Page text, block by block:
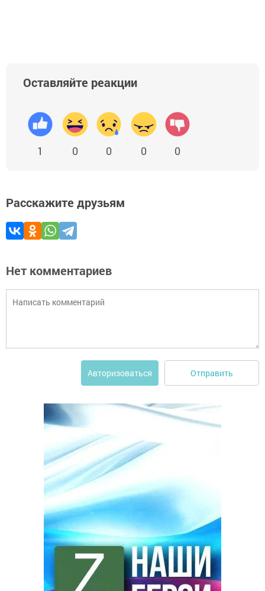
Оставляйте реакции
1 0 0 0 0
Расскажите друзьям
Нет комментариев
Авторизоваться Отправить